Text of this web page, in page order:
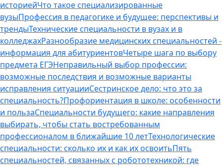
историейЧто такое специализированные
вузыПрофессия в педагогике и будущее: перспективы и
трендыТехнические специальности в вузах и в
колледжахРазнообразие медицинских специальностей -
информация для абитуриентовЧетыре шага по выбору
предмета ЕГЭНеправильный выбор профессии:
возможные последствия и возможные варианты
исправления ситуацииСестринское дело: что это за
специальность?Профориентация в школе: особенности
и пользаСпециальности будущего: какие направления
выбирать, чтобы стать востребованным
профессионалом в ближайшие 10 летТехнологические
специальности: сколько их и как их освоитьПять
специальностей, связанных с робототехникой: где